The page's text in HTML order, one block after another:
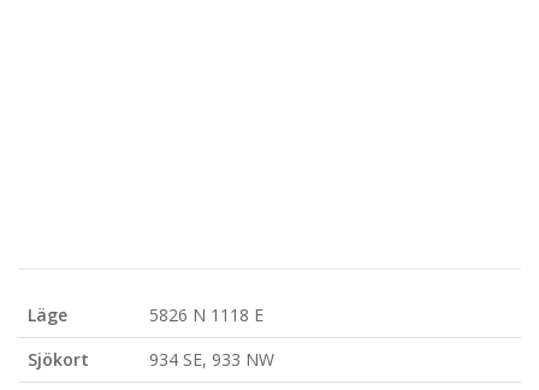
Läge
5826 N 1118 E
Sjökort
934 SE, 933 NW